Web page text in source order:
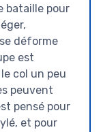
bataille pour
déforme
est
col un peu
peuvent
pensé pour
et pour